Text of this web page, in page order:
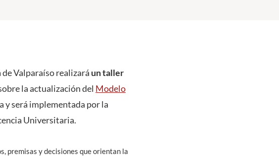
Valparaíso realizará un taller
la actualización del Modelo
y será implementada por la
Universitaria.
premisas y decisiones que orientan la